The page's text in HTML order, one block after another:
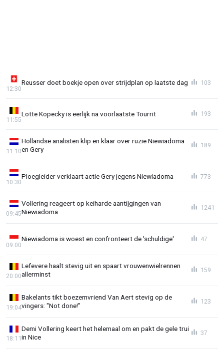
Reusser doet boekje open over strijdplan op laatste dag
12:30
103
Lotte Kopecky is eerlijk na voorlaatste Tourrit
11:55
193
Hollandse analisten klip en klaar over ruzie Niewiadoma
en Gery
11:10
189
Ploegleider verklaart actie Gery jegens Niewiadoma
10:30
773
Vollering reageert op keiharde aantijgingen van
Niewiadoma
09:45
1241
Niewiadoma is woest en confronteert de 'schuldige'
09:00
47
Lefevere haalt stevig uit en spaart vrouwenwielrennen
allerminst
20:00
159
Bakelants tikt boezemvriend Van Aert stevig op de
vingers: "Not done!"
19:04
123
Demi Vollering keert het helemaal om en pakt de gele trui
in Nice
18:11
37